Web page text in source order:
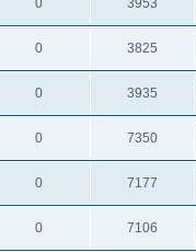
0 3953
0 3825
0 3935
0 7350
0 7177
0 7106